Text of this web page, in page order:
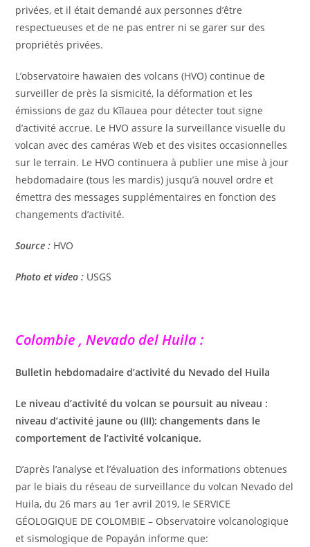
privées, et il était demandé aux personnes d’être
respectueuses et de ne pas entrer ni se garer sur des
propriétés privées.
L’observatoire hawaïen des volcans (HVO) continue de
surveiller de près la sismicité, la déformation et les
émissions de gaz du Kīlauea pour détecter tout signe
d’activité accrue. Le HVO assure la surveillance visuelle du
volcan avec des caméras Web et des visites occasionnelles
sur le terrain. Le HVO continuera à publier une mise à jour
hebdomadaire (tous les mardis) jusqu’à nouvel ordre et
émettra des messages supplémentaires en fonction des
changements d’activité.
Source : HVO
Photo et video : USGS
Colombie , Nevado del Huila :
Bulletin hebdomadaire d’activité du Nevado del Huila
Le niveau d’activité du volcan se poursuit au niveau :
niveau d’activité jaune ou (III): changements dans le
comportement de l’activité volcanique.
D’après l’analyse et l’évaluation des informations obtenues
par le biais du réseau de surveillance du volcan Nevado del
Huila, du 26 mars au 1er avril 2019, le SERVICE
GÉOLOGIQUE DE COLOMBIE – Observatoire volcanologique
et sismologique de Popayán informe que: